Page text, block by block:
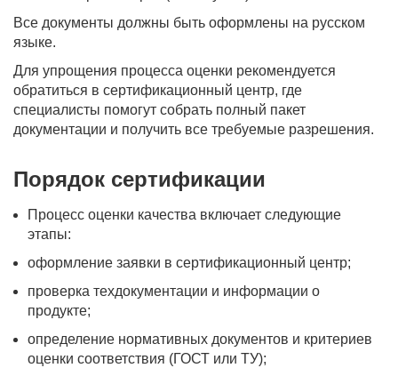
Все документы должны быть оформлены на русском
языке.
Для упрощения процесса оценки рекомендуется
обратиться в сертификационный центр, где
специалисты помогут собрать полный пакет
документации и получить все требуемые разрешения.
Порядок сертификации
Процесс оценки качества включает следующие
этапы:
оформление заявки в сертификационный центр;
проверка техдокументации и информации о
продукте;
определение нормативных документов и критериев
оценки соответствия (ГОСТ или ТУ);